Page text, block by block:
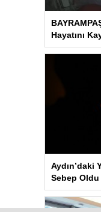
Hayatını
Aydın’daki
Sebep Oldu